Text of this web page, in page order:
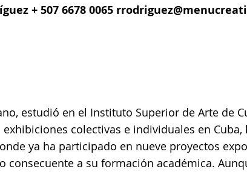
+ 507 6678 0065
estudió en el Instituto Superior de Arte de
colectivas e individuales en Cuba,
ya ha participado en nueve proyectos
consecuente a su formación académica.